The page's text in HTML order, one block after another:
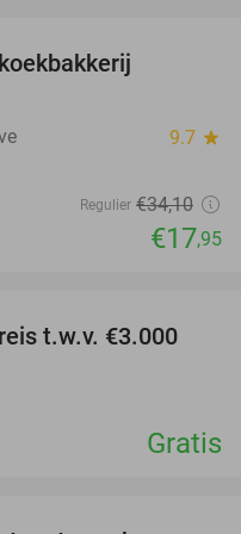
9.7 star
Regulier €34,10
€17,95
t.w.v. €3.000
Gratis